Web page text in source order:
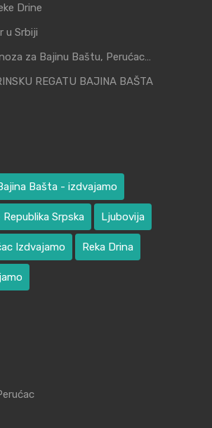
Drine
u Srbiji
za Bajinu Baštu, Perućac…
REGATU BAJINA BAŠTA
Bašta - izdvajamo
Srpska Ljubovija
Izdvajamo Reka Drina